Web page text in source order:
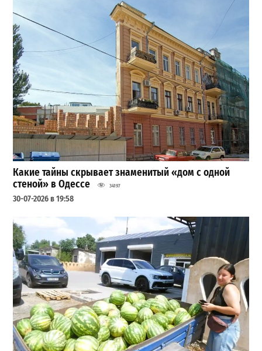
Какие тайны скрывает знаменитый «дом с одной
стеной» в Одессе
34197
30-07-2026 в 19:58